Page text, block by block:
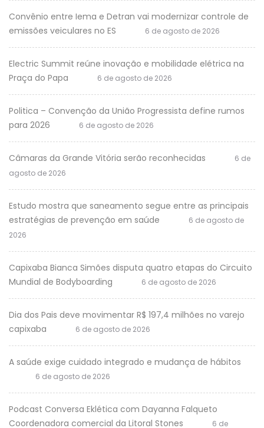
Convênio entre Iema e Detran vai modernizar controle de
emissões veiculares no ES
6 de agosto de 2026
Electric Summit reúne inovação e mobilidade elétrica na
Praça do Papa
6 de agosto de 2026
Politica – Convenção da União Progressista define rumos
para 2026
6 de agosto de 2026
Câmaras da Grande Vitória serão reconhecidas
6 de
agosto de 2026
Estudo mostra que saneamento segue entre as principais
estratégias de prevenção em saúde
6 de agosto de
2026
Capixaba Bianca Simões disputa quatro etapas do Circuito
Mundial de Bodyboarding
6 de agosto de 2026
Dia dos Pais deve movimentar R$ 197,4 milhões no varejo
capixaba
6 de agosto de 2026
A saúde exige cuidado integrado e mudança de hábitos
6 de agosto de 2026
Podcast Conversa Eklética com Dayanna Falqueto
Coordenadora comercial da Litoral Stones
6 de